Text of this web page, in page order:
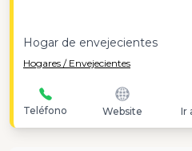
Hogar de envejecientes
Hogares / Envejecientes
Teléfono Website Ir